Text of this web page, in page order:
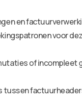
en
voor
of incompleet
tussen